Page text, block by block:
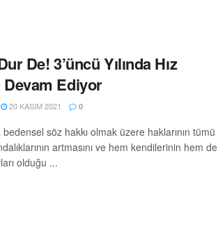
De! 3’üncü Yılında Hız
Ediyor
20 KASIM 2021 0
söz hakkı olmak üzere haklarının tümü
artmasını ve hem kendilerinin hem de
olduğu ...